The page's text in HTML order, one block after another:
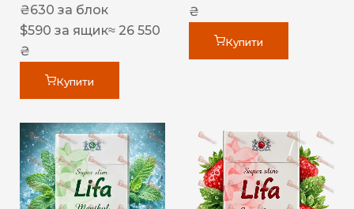
₴630 за блок
$590 за ящик≈ 26 550
₴
Купити
₴
Купити